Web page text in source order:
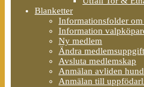
Blanketter
Informationsfolder
Information
Ny medlem
Ändra
Avsluta medlemskap
Anmälan avliden hund
Anmälan till